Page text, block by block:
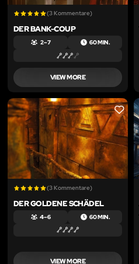
(3 Kommentare)
DER BANK-COUP
2 – 7 60 MIN.
VIEW MORE
LIKE
(3 Kommentare)
DER GOLDENE SCHÄDEL
4 – 6 60 MIN.
VIEW MORE